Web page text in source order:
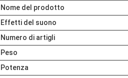
Nome del prodotto
Effetti del suono
Numero di artigli
Peso
Potenza